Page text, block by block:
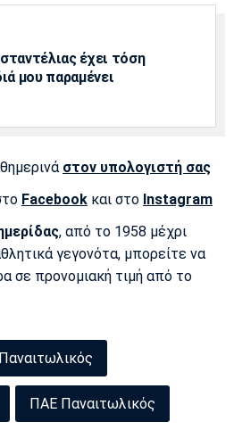
Σίτι
Παρί Σεν
Ζερμέν
Μαρσέιγ
Ερυθρός
Αστέρας
έχει τόση
μου παραμένει
στον υπολογιστή σας
Facebook και στο Instagram
, από το 1958 μέχρι
γεγονότα, μπορείτε να
σε προνομιακή τιμή από το
Παναιτωλικός
ΠΑΕ Παναιτωλικός